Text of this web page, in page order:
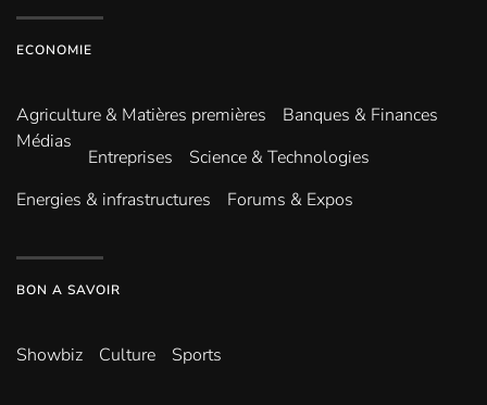
ECONOMIE
Agriculture & Matières premières
Banques & Finances
Médias
Entreprises
Science & Technologies
Energies & infrastructures
Forums & Expos
BON A SAVOIR
Showbiz Culture Sports